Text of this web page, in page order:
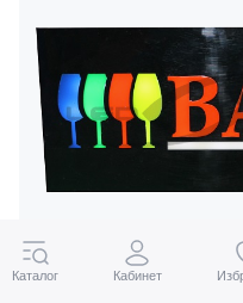
Каталог Кабинет